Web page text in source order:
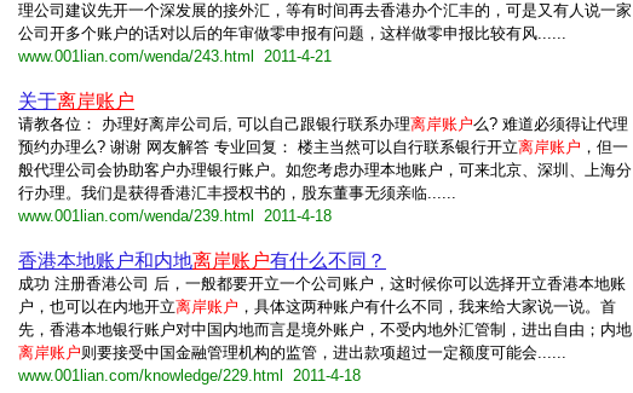
理公司建议先开一个深发展的接外汇，等有时间再去香港办个汇丰的，可是又有人说一家
公司开多个账户的话对以后的年审做零申报有问题，这样做零申报比较有风......
www.001lian.com/wenda/243.html 2011-4-21
关于离岸账户
请教各位： 办理好离岸公司后, 可以自己跟银行联系办理离岸账户么? 难道必须得让代理
预约办理么? 谢谢 网友解答 专业回复： 楼主当然可以自行联系银行开立离岸账户 ，但一
般代理公司会协助客户办理银行账户。如您考虑办理本地账户，可来北京、深圳、上海分
行办理。我们是获得香港汇丰授权书的，股东董事无须亲临......
www.001lian.com/wenda/239.html 2011-4-18
香港本地账户和内地离岸账户有什么不同？
成功 注册香港公司 后，一般都要开立一个公司账户，这时候你可以选择开立香港本地账
户，也可以在内地开立离岸账户 ，具体这两种账户有什么不同，我来给大家说一说。首
先，香港本地银行账户对中国内地而言是境外账户，不受内地外汇管制，进出自由；内地
离岸账户则要接受中国金融管理机构的监管，进出款项超过一定额度可能会......
www.001lian.com/knowledge/229.html 2011-4-18